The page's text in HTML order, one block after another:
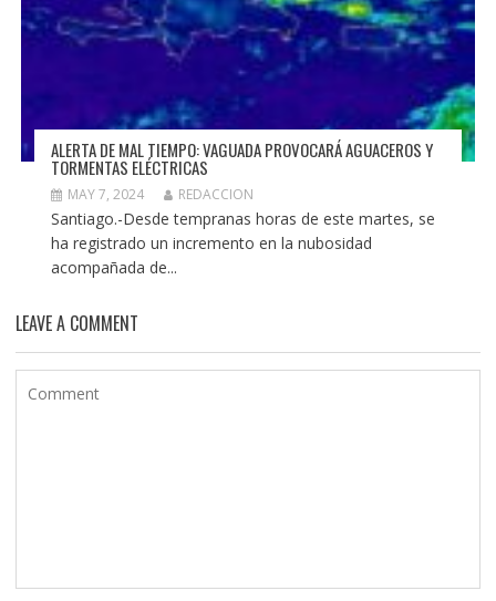
ALERTA DE MAL TIEMPO: VAGUADA PROVOCARÁ AGUACEROS Y
TORMENTAS ELÉCTRICAS
MAY 7, 2024 REDACCION
Santiago.-Desde tempranas horas de este martes, se
ha registrado un incremento en la nubosidad
acompañada de...
LEAVE A COMMENT